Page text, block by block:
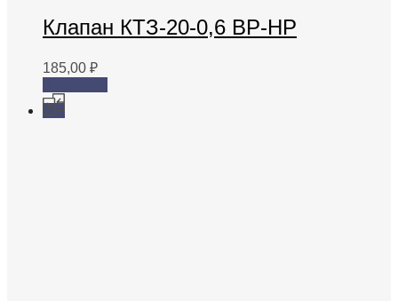
Клапан КТЗ-20-0,6 ВР-НР
185,00 ₽